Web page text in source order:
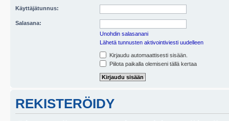
Käyttäjätunnus:
Salasana:
Unohdin salasanani
Lähetä tunnusten aktivointiviesti uudelleen
Kirjaudu automaattisesti sisään.
Piilota paikalla olemiseni tällä kertaa
REKISTERÖIDY